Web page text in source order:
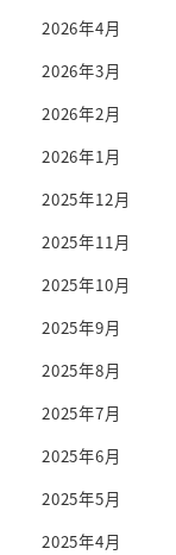
2026年4月
2026年3月
2026年2月
2026年1月
2025年12月
2025年11月
2025年10月
2025年9月
2025年8月
2025年7月
2025年6月
2025年5月
2025年4月